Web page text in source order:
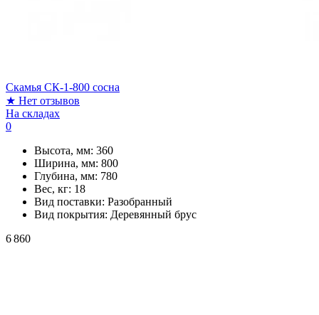
Скамья СК-1-800 сосна
★ Нет отзывов
На складах
0
Высота, мм: 360
Ширина, мм: 800
Глубина, мм: 780
Вес, кг: 18
Вид поставки: Разобранный
Вид покрытия: Деревянный брус
6 860